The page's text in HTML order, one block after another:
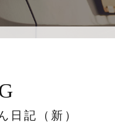
日記（新）